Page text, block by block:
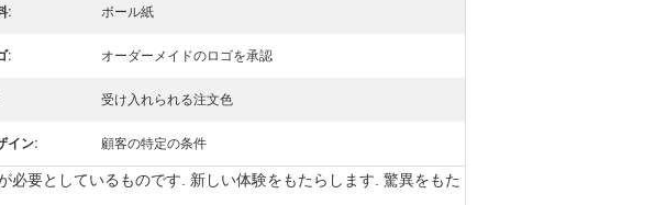
: ボール紙
: オーダーメイドのロゴを承認
受け入れられる注文色
イン: 顧客の特定の条件
要としているものです. 新しい体験をもたらします. 驚異をもた